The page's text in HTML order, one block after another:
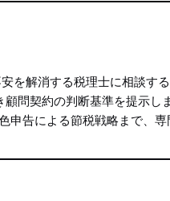
を解消する税理士に相談す
問契約の判断基準を提示
申告による節税戦略まで、